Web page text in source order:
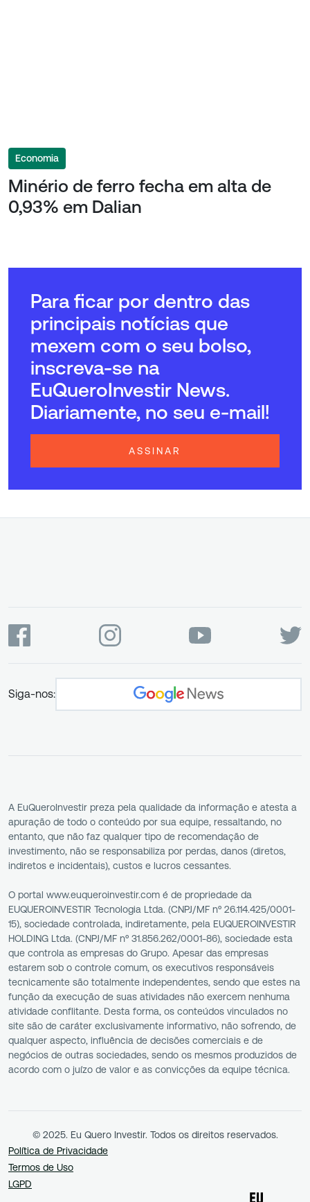
Economia
Minério de ferro fecha em alta de
0,93% em Dalian
Para ficar por dentro das
principais notícias que
mexem com o seu bolso,
inscreva-se na
EuQueroInvestir News.
Diariamente, no seu e-mail!
ASSINAR
Siga-nos:
A EuQueroInvestir preza pela qualidade da informação e atesta a
apuração de todo o conteúdo por sua equipe, ressaltando, no
entanto, que não faz qualquer tipo de recomendação de
investimento, não se responsabiliza por perdas, danos (diretos,
indiretos e incidentais), custos e lucros cessantes.
O portal www.euqueroinvestir.com é de propriedade da
EUQUEROINVESTIR Tecnologia Ltda. (CNPJ/MF nº 26.114.425/0001-
15), sociedade controlada, indiretamente, pela EUQUEROINVESTIR
HOLDING Ltda. (CNPJ/MF nº 31.856.262/0001-86), sociedade esta
que controla as empresas do Grupo. Apesar das empresas
estarem sob o controle comum, os executivos responsáveis
tecnicamente são totalmente independentes, sendo que estes na
função da execução de suas atividades não exercem nenhuma
atividade conflitante. Desta forma, os conteúdos vinculados no
site são de caráter exclusivamente informativo, não sofrendo, de
qualquer aspecto, influência de decisões comerciais e de
negócios de outras sociedades, sendo os mesmos produzidos de
acordo com o juízo de valor e as convicções da equipe técnica.
© 2025. Eu Quero Investir. Todos os direitos reservados.
Política de Privacidade
Termos de Uso
LGPD